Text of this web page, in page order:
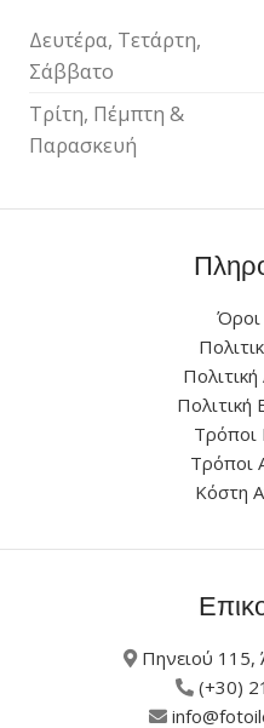
Δευτέρα, Τετάρτη,
Σάββατο
Τρίτη, Πέμπτη &
Παρασκευή
Όροι
Τρόποι
Τρόποι
Κόστη
Πηνειού 115,
(+30)